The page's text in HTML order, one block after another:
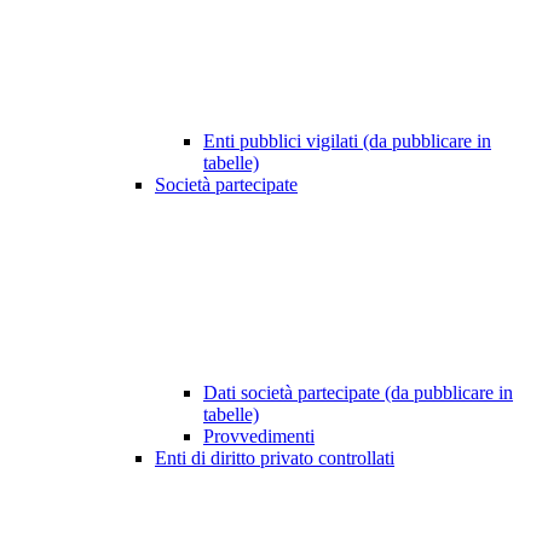
Enti pubblici vigilati (da pubblicare in
tabelle)
Società partecipate
Dati società partecipate (da pubblicare in
tabelle)
Provvedimenti
Enti di diritto privato controllati